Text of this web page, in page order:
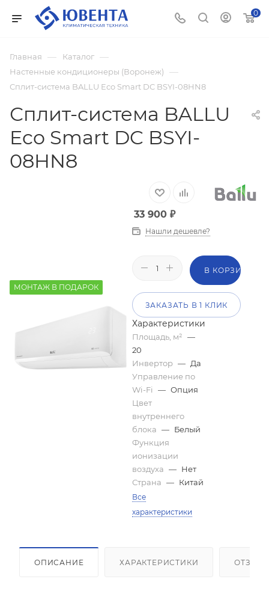
0
Главная — Каталог —
Настенные кондиционеры (Воронеж) —
Сплит-система BALLU Eco Smart DC BSYI-08HN8
Сплит-система BALLU
Eco Smart DC BSYI-
08HN8
МОНТАЖ В ПОДАРОК
33 900₽
Нашли дешевле?
В КОРЗИНУ
ЗАКАЗАТЬ В 1 КЛИК
Характеристики
Площадь, м² —
20
Инвертор — Да
Управление по
Wi-Fi
— Опция
Цвет
внутреннего
блока — Белый
Функция
ионизации
воздуха — Нет
Страна — Китай
Все
характеристики
ОПИСАНИЕ ХАРАКТЕРИСТИКИ